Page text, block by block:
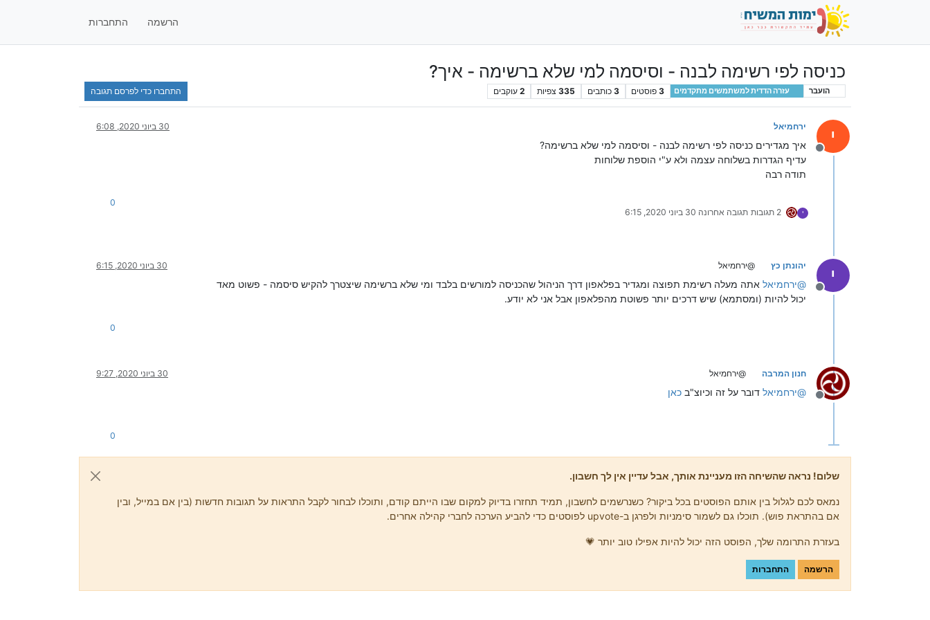
הרשמה התחברות
כניסה לפי רשימה לבנה - וסיסמה למי שלא ברשימה - איך?
הועבר עזרה הדדית למשתמשים מתקדמים 3 פוסטים 3 כותבים 335 צפיות 2 עוקבים התחברו כדי לפרסם תגובה
י
מנותק
ירחמיאל 30 ביוני 2020, 6:08
איך מגדירים כניסה לפי רשימה לבנה - וסיסמה למי שלא ברשימה?
עדיף הגדרות בשלוחה עצמה ולא ע"י הוספת שלוחות
תודה רבה
י 2 תגובות תגובה אחרונה 30 ביוני 2020, 6:15
0
י
מנותק
יהונתן כץ @ירחמיאל 30 ביוני 2020, 6:15
@ירחמיאל אתה מעלה רשימת תפוצה ומגדיר בפלאפון דרך הניהול שהכניסה למורשים בלבד ומי שלא ברשימה שיצטרך להקיש סיסמה - פשוט מאד
יכול להיות (ומסתמא) שיש דרכים יותר פשוטת מהפלאפון אבל אני לא יודע.
0
מנותק
חנון המרבה @ירחמיאל 30 ביוני 2020, 9:27
@ירחמיאל דובר על זה וכיוצ"ב כאן
0
שלום! נראה שהשיחה הזו מעניינת אותך, אבל עדיין אין לך חשבון.
נמאס לכם לגלול בין אותם הפוסטים בכל ביקור? כשנרשמים לחשבון, תמיד תחזרו בדיוק למקום שבו הייתם קודם, ותוכלו לבחור לקבל התראות על תגובות חדשות (בין אם במייל, ובין
אם בהתראת פוש). תוכלו גם לשמור סימניות ולפרגן ב-upvote לפוסטים כדי להביע הערכה לחברי קהילה אחרים.
בעזרת התרומה שלך, הפוסט הזה יכול להיות אפילו טוב יותר 💗
הרשמה התחברות